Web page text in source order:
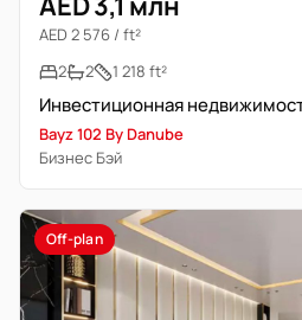
AED 2 576 / ft²
2
2 1 218 ft²
Bayz 102 By Danube
Бизнес Бэй
Off-plan